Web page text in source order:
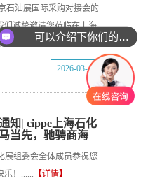
石油展国际采购对接会的
们诚挚邀请您莅临在上海
心举办的202...... 【详情】
2026-03-19
知| cippe上海石化
当先，驰骋商海
展组委会全体成员恭祝您
乐！...... 【详情】
可以介绍下你们的产品么